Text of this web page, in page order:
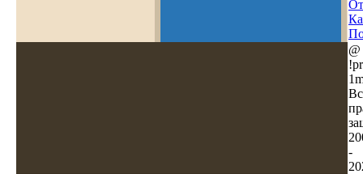
@
-